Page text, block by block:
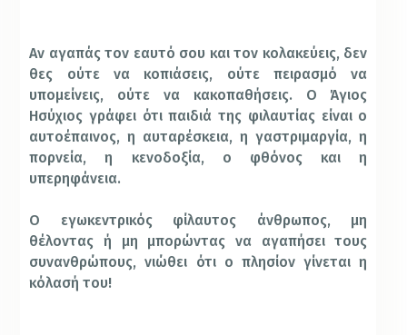
Αν αγαπάς τον εαυτό σου και τον κολακεύεις, δεν
θες ούτε να κοπιάσεις, ούτε πειρασμό να
υπομείνεις, ούτε να κακοπαθήσεις. Ο Άγιος
Ησύχιος γράφει ότι παιδιά της φιλαυτίας είναι ο
αυτοέπαινος, η αυταρέσκεια, η γαστριμαργία, η
πορνεία, η κενοδοξία, ο φθόνος και η
υπερηφάνεια.
Ο εγωκεντρικός φίλαυτος άνθρωπος, μη
θέλοντας ή μη μπορώντας να αγαπήσει τους
συνανθρώπους, νιώθει ότι ο πλησίον γίνεται η
κόλασή του!